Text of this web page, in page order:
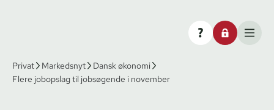
Privat Markedsnyt
Dansk økonomi
Flere jobopslag til jobsøgende i november